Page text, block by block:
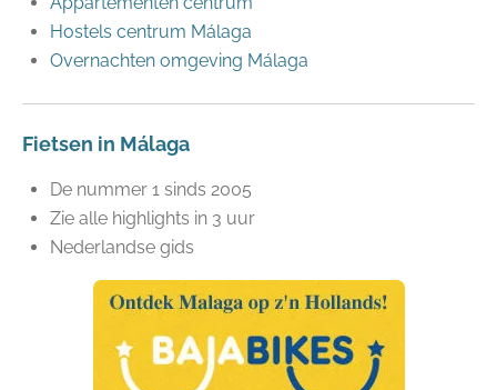
Hostels centrum Málaga
Overnachten omgeving Málaga
Fietsen in Málaga
De nummer 1 sinds 2005
Zie alle highlights in 3 uur
Nederlandse gids